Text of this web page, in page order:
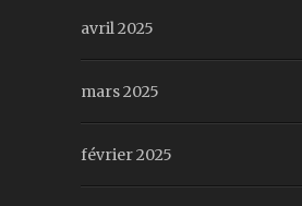
avril 2025
mars 2025
février 2025